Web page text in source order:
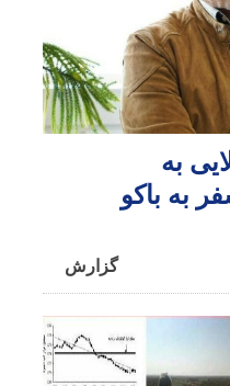
به
به باکو
گزارش